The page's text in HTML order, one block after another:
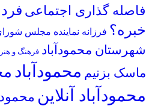
فاصله گذاری اجتماعی
خبره؟ فرزانه نماینده مجلس
شهرستان محمودآباد فرهنگ و هنر
ماسک بزنیم محمودآباد
محمودآباد آنلاین